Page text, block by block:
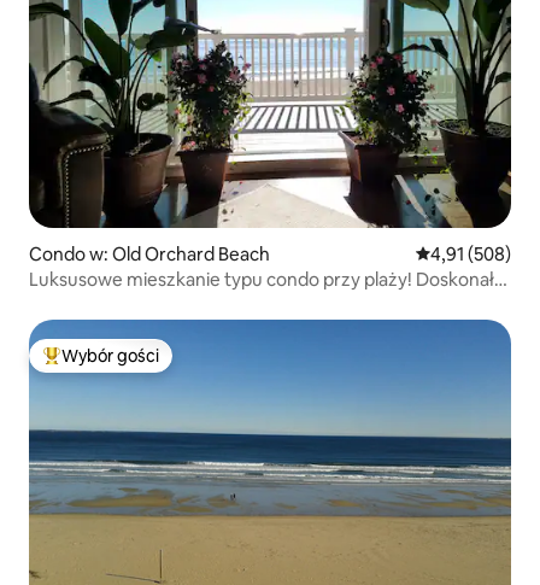
Condo w: Old Orchard Beach Średnia
4,91 (508)
Luksusowe mieszkanie typu condo przy plaży! Doskonała
Najpopularniejsze z kategorii Wybór gości
Wybór gości